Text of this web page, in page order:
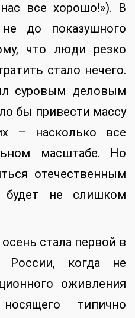
все хорошо!»). В
до показушного
что люди резко
стало нечего.
суровым деловым
бы привести массу
– насколько все
масштабе. Но
отечественным
будет не слишком
стала первой в
России, когда не
оживления
типично